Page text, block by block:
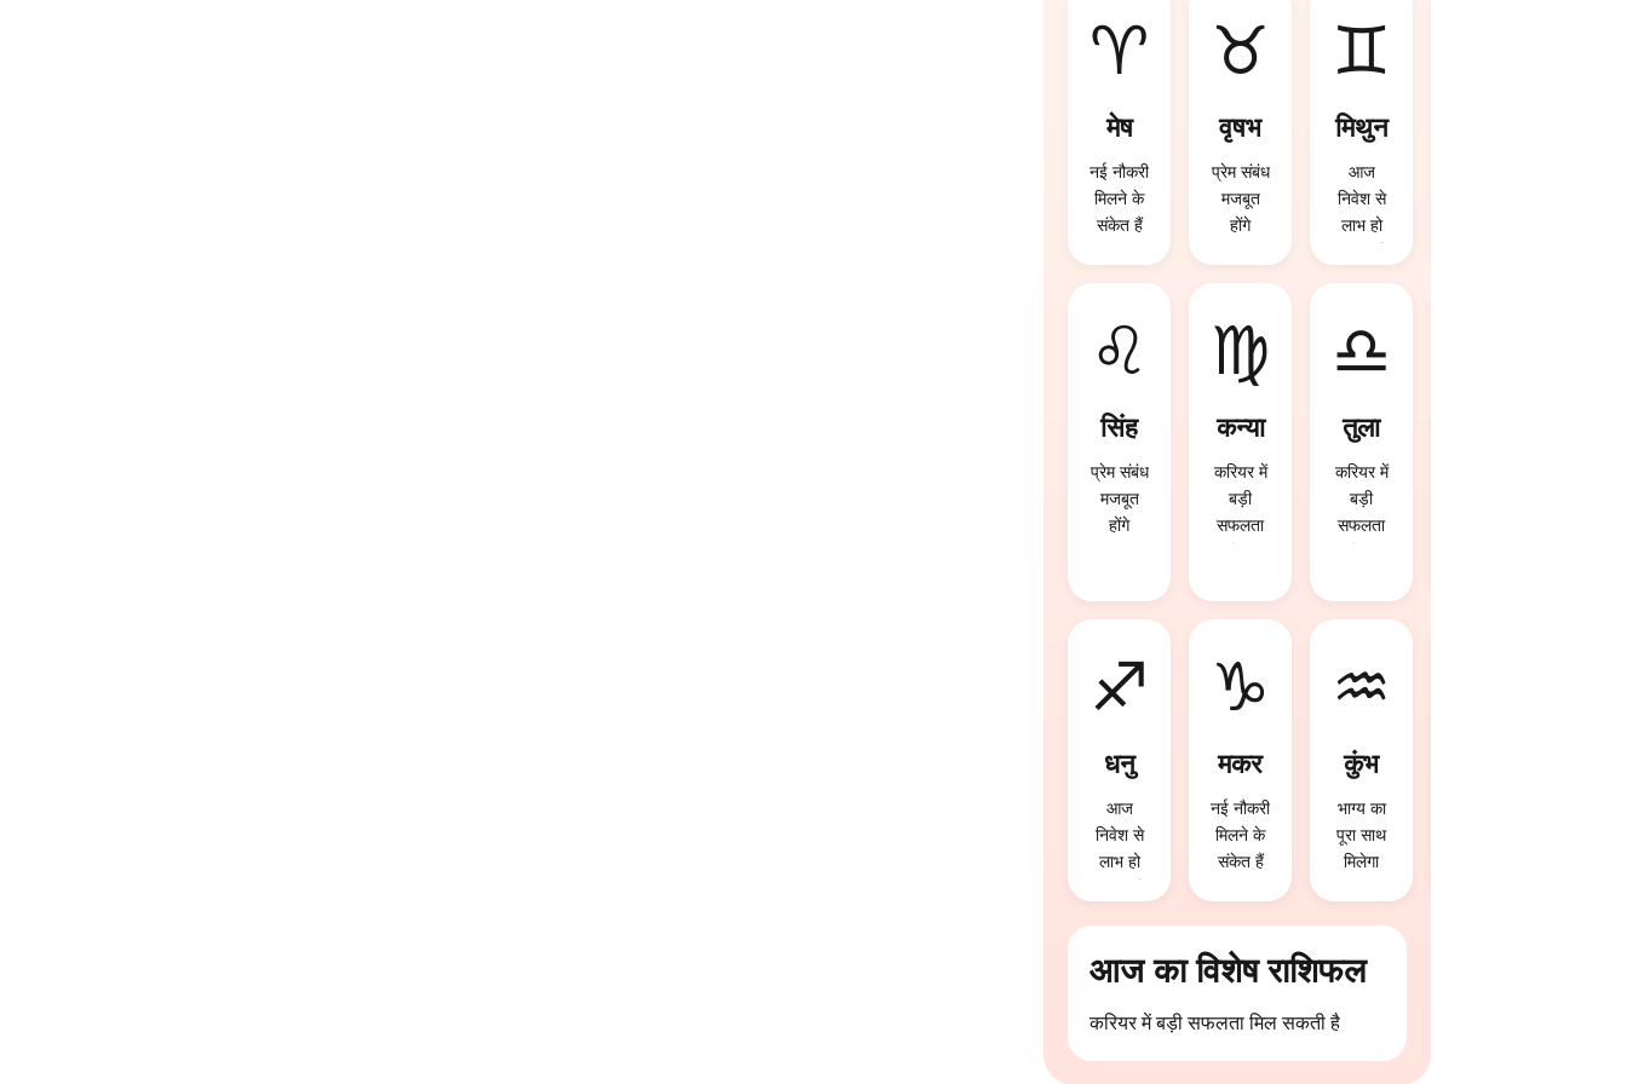
♈
मेष
नई नौकरी
मिलने के
संकेत हैं
♉
वृषभ
प्रेम संबंध
मजबूत
होंगे
♊
मिथुन
आज
निवेश से
लाभ हो
♌
सिंह
प्रेम संबंध
मजबूत
होंगे
♍
कन्या
करियर में
बड़ी
सफलता
♎
तुला
करियर में
बड़ी
सफलता
♐
धनु
आज
निवेश से
लाभ हो
♑
मकर
नई नौकरी
मिलने के
संकेत हैं
♒
कुंभ
भाग्य का
पूरा साथ
मिलेगा
आज का विशेष राशिफल
करियर में बड़ी सफलता मिल सकती है